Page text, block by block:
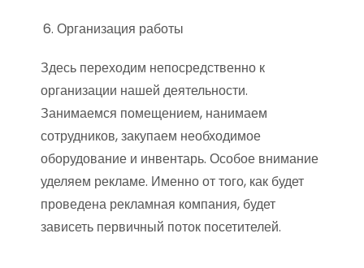
Организация работы
Здесь переходим непосредственно к
организации нашей деятельности.
Занимаемся помещением, нанимаем
сотрудников, закупаем необходимое
оборудование и инвентарь. Особое внимание
уделяем рекламе. Именно от того, как будет
проведена рекламная компания, будет
зависеть первичный поток посетителей.